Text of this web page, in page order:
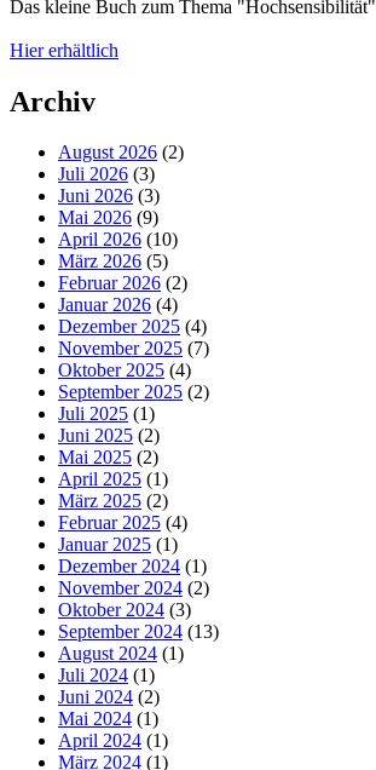
Das kleine Buch zum Thema "Hochsensibilität"
Hier erhältlich
Archiv
August 2026 (2)
Juli 2026 (3)
Juni 2026 (3)
Mai 2026 (9)
April 2026 (10)
März 2026 (5)
Februar 2026 (2)
Januar 2026 (4)
Dezember 2025 (4)
November 2025 (7)
Oktober 2025 (4)
September 2025 (2)
Juli 2025 (1)
Juni 2025 (2)
Mai 2025 (2)
April 2025 (1)
März 2025 (2)
Februar 2025 (4)
Januar 2025 (1)
Dezember 2024 (1)
November 2024 (2)
Oktober 2024 (3)
September 2024 (13)
August 2024 (1)
Juli 2024 (1)
Juni 2024 (2)
Mai 2024 (1)
April 2024 (1)
März 2024 (1)